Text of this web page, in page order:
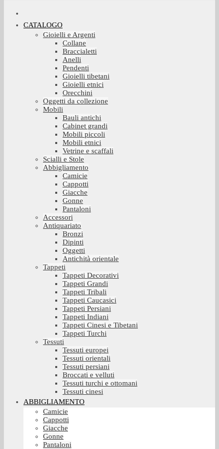
CATALOGO
Gioielli e Argenti
Collane
Braccialetti
Anelli
Pendenti
Gioielli tibetani
Gioielli etnici
Orecchini
Oggetti da collezione
Mobili
Bauli antichi
Cabinet grandi
Mobili piccoli
Mobili etnici
Vetrine e scaffali
Scialli e Stole
Abbigliamento
Camicie
Cappotti
Giacche
Gonne
Pantaloni
Accessori
Antiquariato
Bronzi
Dipinti
Oggetti
Antichità orientale
Tappeti
Tappeti Decorativi
Tappeti Grandi
Tappeti Tribali
Tappeti Caucasici
Tappeti Persiani
Tappeti Indiani
Tappeti Cinesi e Tibetani
Tappeti Turchi
Tessuti
Tessuti europei
Tessuti orientali
Tessuti persiani
Broccati e velluti
Tessuti turchi e ottomani
Tessuti cinesi
ABBIGLIAMENTO
Camicie
Cappotti
Giacche
Gonne
Pantaloni